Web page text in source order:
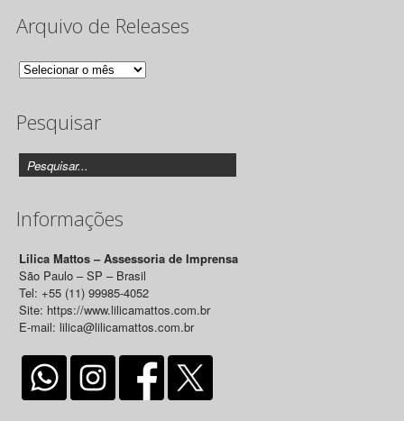
Arquivo de Releases
Arquivo
Releases
Pesquisar
Informações
Lilica Mattos – Assessoria de Imprensa
São Paulo – SP – Brasil
Tel: +55 (11) 99985-4052
Site: https://www.lilicamattos.com.br
E-mail: lilica@lilicamattos.com.br